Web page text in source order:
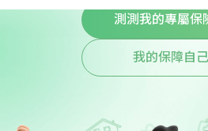
測測我的專屬保
我的保障自